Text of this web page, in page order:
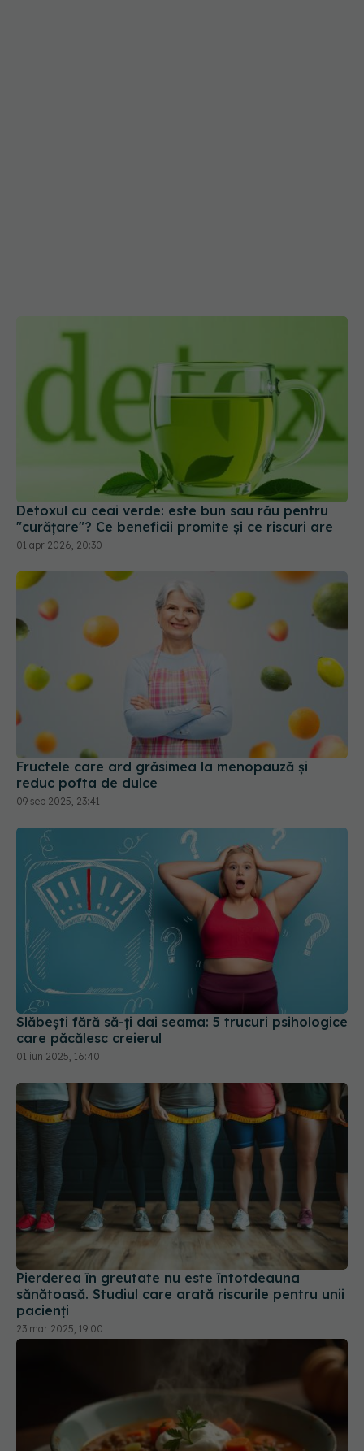
Detoxul cu ceai verde: este bun sau rău pentru
"curățare"? Ce beneficii promite și ce riscuri are
01 apr 2026, 20:30
Fructele care ard grăsimea la menopauză și
reduc pofta de dulce
09 sep 2025, 23:41
Slăbești fără să-ți dai seama: 5 trucuri psihologice
care păcălesc creierul
01 iun 2025, 16:40
Pierderea în greutate nu este întotdeauna
sănătoasă. Studiul care arată riscurile pentru unii
pacienți
23 mar 2025, 19:00